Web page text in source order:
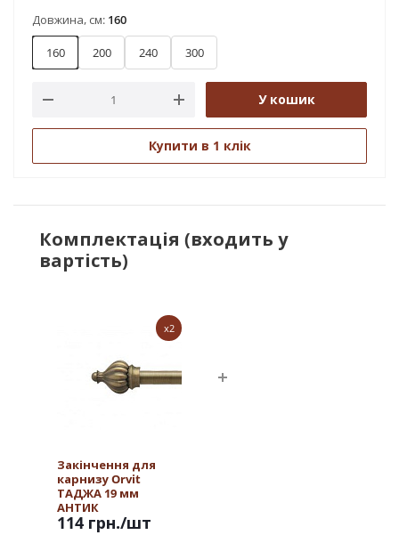
Довжина, см: 160
160 200 240 300
У кошик
Купити в 1 клік
Комплектація (входить у
вартість)
x2
Закінчення для
карнизу Orvit
ТАДЖА 19 мм
АНТИК
114 грн./шт